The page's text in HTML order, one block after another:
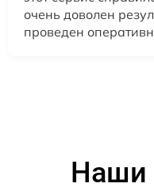
очень доволен
проведен
Наши